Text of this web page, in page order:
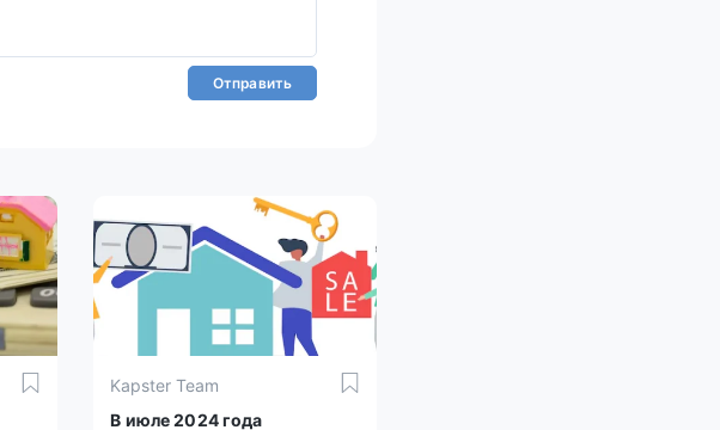
Отправить
Kapster Team
В июле 2024 года